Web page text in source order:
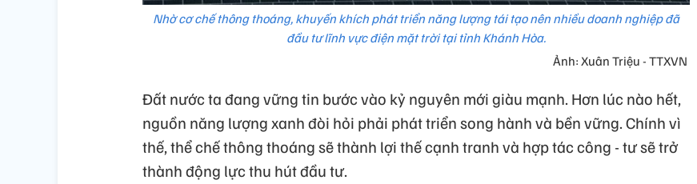
Nhờ cơ chế thông thoáng, khuyến khích phát triển năng lượng tái tạo nên nhiều doanh nghiệp đã
đầu tư lĩnh vực điện mặt trời tại tỉnh Khánh Hòa.
Ảnh: Xuân Triệu - TTXVN
Đất nước ta đang vững tin bước vào kỷ nguyên mới giàu mạnh. Hơn lúc nào hết,
nguồn năng lượng xanh đòi hỏi phải phát triển song hành và bền vững. Chính vì
thế, thể chế thông thoáng sẽ thành lợi thế cạnh tranh và hợp tác công - tư sẽ trở
thành động lực thu hút đầu tư.